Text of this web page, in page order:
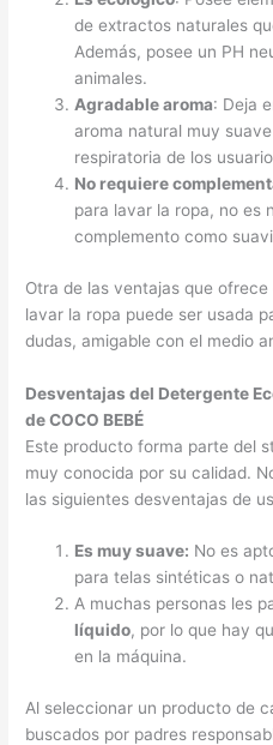
de extractos naturales
Además, posee un PH
animales.
Agradable aroma: Deja
aroma natural muy
respiratoria de los
No requiere
para lavar la ropa, no es
complemento como
Otra de las ventajas que
lavar la ropa puede ser usada
dudas, amigable con el medio
Desventajas del Detergente
de COCO BEBÉ
Este producto forma parte del
muy conocida por su calidad.
las siguientes desventajas de
Es muy suave: No es
para telas sintéticas o
A muchas personas les
líquido, por lo que hay
en la máquina.
Al seleccionar un producto de
buscados por padres